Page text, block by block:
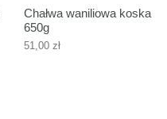
Chałwa waniliowa koska
650g
51,00 zł